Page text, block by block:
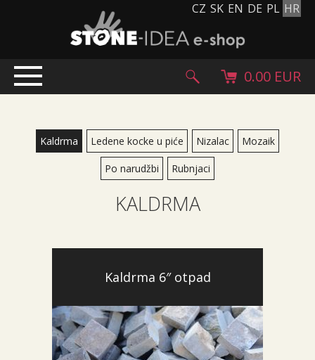
CZ SK EN DE PL HR
PROIZVODI
Kameni pločnici i pločice
Oblutci, gromada i granulat
Kameni proizvodi
Terazzo
NARUDŽBE PO MJERI
O NAMA
0.00 EUR
Kaldrma Ledene kocke u piće Nizalac Mozaik
Po narudžbi Rubnjaci
KALDRMA
Kaldrma 6″ otpad